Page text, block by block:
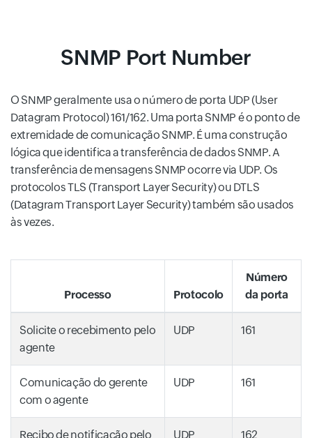
SNMP Port Number
O SNMP geralmente usa o número de porta UDP (User
Datagram Protocol) 161/162. Uma porta SNMP é o ponto de
extremidade de comunicação SNMP. É uma construção
lógica que identifica a transferência de dados SNMP. A
transferência de mensagens SNMP ocorre via UDP. Os
protocolos TLS (Transport Layer Security) ou DTLS
(Datagram Transport Layer Security) também são usados
às vezes.
Processo Protocolo
Número
da porta
Solicite o recebimento pelo
agente
UDP 161
Comunicação do gerente
com o agente
UDP 161
Recibo de notificação pelo
UDP 162